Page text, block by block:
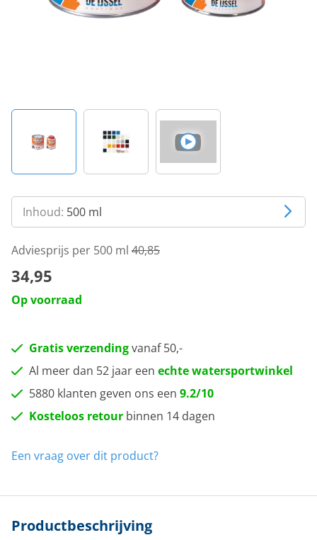
Inhoud: 500 ml
Adviesprijs per 500 ml 40,85
34,95
Op voorraad
Gratis verzendingvanaf 50,-
Al meer dan 52 jaar een echte watersportwinkel
5880 klanten geven ons een 9.2/10
Kosteloos retour binnen 14 dagen
Een vraag over dit product?
Productbeschrijving